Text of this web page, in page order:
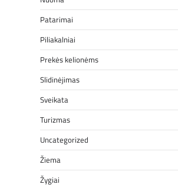
Patarimai
Piliakalniai
Prekės kelionėms
Slidinėjimas
Sveikata
Turizmas
Uncategorized
Žiema
Žygiai